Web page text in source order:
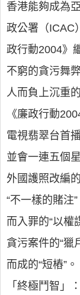
香港能夠成為
政公署（ICAC
政行動2004》
不窮的貪污舞
人而負上沉重
《廉政行動
電視翡翠台首
並會一連五個
外國護照改編
“不一樣的賭注
而入罪的“以權
貪污案件的“獵
而成的“短樁”。
「終極鬥智」